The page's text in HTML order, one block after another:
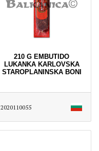
210 G EMBUTIDO
LUKANKA KARLOVSKA
STAROPLANINSKA BONI
2020110055